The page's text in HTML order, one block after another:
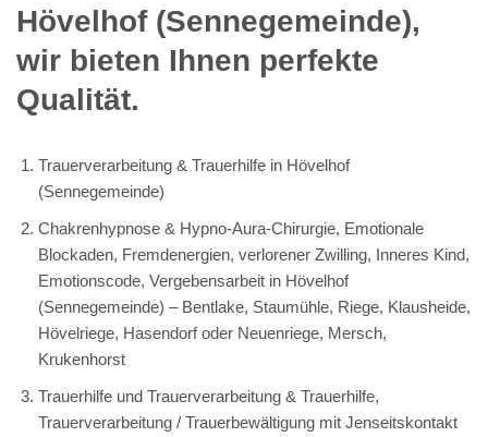
Hövelhof (Sennegemeinde),
wir bieten Ihnen perfekte
Qualität.
Trauerverarbeitung & Trauerhilfe in Hövelhof
(Sennegemeinde)
Chakrenhypnose & Hypno-Aura-Chirurgie, Emotionale
Blockaden, Fremdenergien, verlorener Zwilling, Inneres Kind,
Emotionscode, Vergebensarbeit in Hövelhof
(Sennegemeinde) – Bentlake, Staumühle, Riege, Klausheide,
Hövelriege, Hasendorf oder Neuenriege, Mersch,
Krukenhorst
Trauerhilfe und Trauerverarbeitung & Trauerhilfe,
Trauerverarbeitung / Trauerbewältigung mit Jenseitskontakt